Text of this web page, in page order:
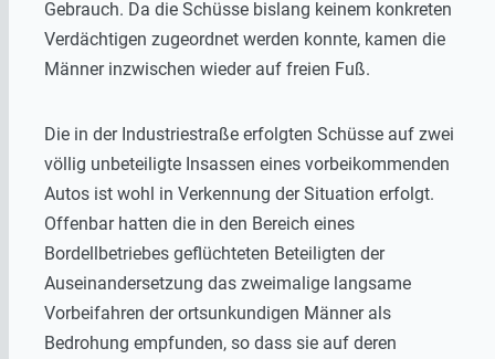
Gebrauch. Da die Schüsse bislang keinem konkreten
Verdächtigen zugeordnet werden konnte, kamen die
Männer inzwischen wieder auf freien Fuß.
Die in der Industriestraße erfolgten Schüsse auf zwei
völlig unbeteiligte Insassen eines vorbeikommenden
Autos ist wohl in Verkennung der Situation erfolgt.
Offenbar hatten die in den Bereich eines
Bordellbetriebes geflüchteten Beteiligten der
Auseinandersetzung das zweimalige langsame
Vorbeifahren der ortsunkundigen Männer als
Bedrohung empfunden, so dass sie auf deren